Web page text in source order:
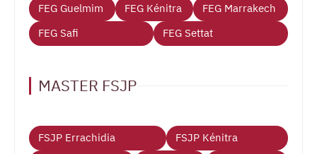
FEG Guelmim
FEG Kénitra
FEG Marrakech
FEG Safi
FEG Settat
MASTER FSJP
FSJP Errachidia
FSJP Kénitra